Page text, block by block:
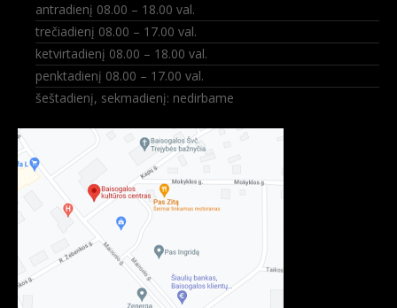
antradienį 08.00 – 18.00 val.
trečiadienį 08.00 – 17.00 val.
ketvirtadienį 08.00 – 18.00 val.
penktadienį 08.00 – 17.00 val.
šeštadienį, sekmadienį: nedirbame